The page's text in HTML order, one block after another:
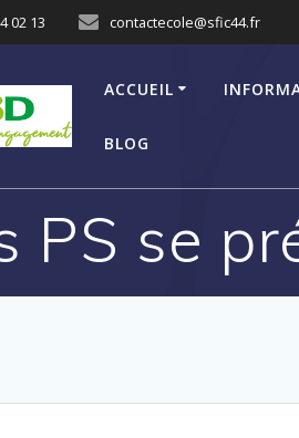
02 13 contactecole@sfic44.fr
ACCUEIL
BLOG
PS se